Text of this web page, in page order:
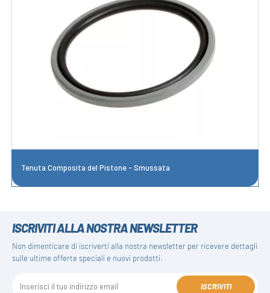
Tenuta Composita del Pistone - Smussata
ISCRIVITI ALLA NOSTRA NEWSLETTER
Non dimenticare di iscriverti alla nostra newsletter per ricevere dettagli
sulle ultime offerte speciali e nuovi prodotti.
ISCRIVITI